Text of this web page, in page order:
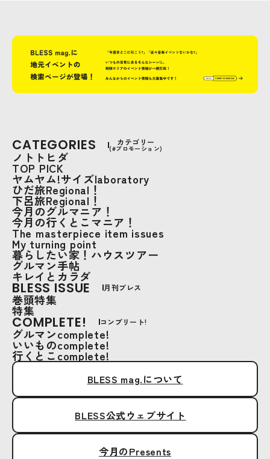
CATEGORIES カテゴリー
(#プロモーション)
ノトトヒダ
TOP PICK
ヤムヤム!サイズlaboratory
ひだ旅Regional！
下呂旅Regional！
今月のグルマニア！
今月の行くとこマニア！
The masterpiece item issues
My turning point
暮らしたい家！ハウスツアー
グルマン手帖
キレイとカラダ
BLESS ISSUE 月刊ブレス
巻頭特集
特集
COMPLETE! コンプリート!
グルマンcomplete!
いいものcomplete!
行くとこcomplete!
BLESS mag.について
BLESS公式ウェブサイト
今月のPresents